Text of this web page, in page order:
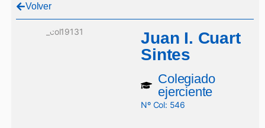
Volver
Juan I. Cuart
Sintes
Colegiado
ejerciente
Nº Col: 546